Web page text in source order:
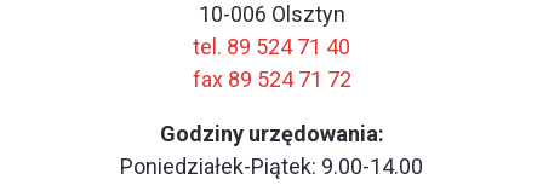
10-006 Olsztyn
tel. 89 524 71 40
fax 89 524 71 72
Godziny urzędowania:
Poniedziałek-Piątek: 9.00-14.00